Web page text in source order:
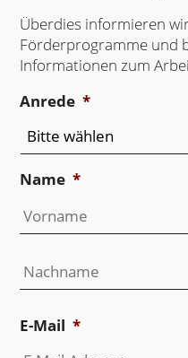
Überdies informieren
Förderprogramme und
Informationen zum
Anrede *
Name *
E-Mail *